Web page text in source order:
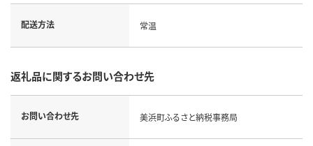
配送方法 常温
返礼品に関するお問い合わせ先
お問い合わせ先 美浜町ふるさと納税事務局